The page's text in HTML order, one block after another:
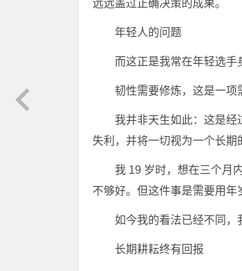
远远盖过正确决策的成果。
年轻人的问题
而这正是我常在年轻选
韧性需要修炼，这是一项
我并非天生如此：这是经
失利，并将一切视为一个长期
我 19 岁时，想在三个月
不够好。但这件事是需要用年
如今我的看法已经不同，
长期耕耘终有回报